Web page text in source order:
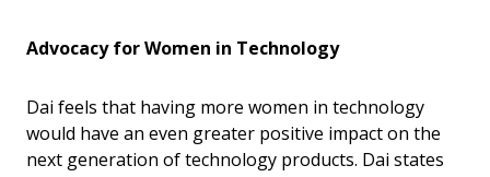
Advocacy for Women in Technology
Dai feels that having more women in technology
would have an even greater positive impact on the
next generation of technology products. Dai states